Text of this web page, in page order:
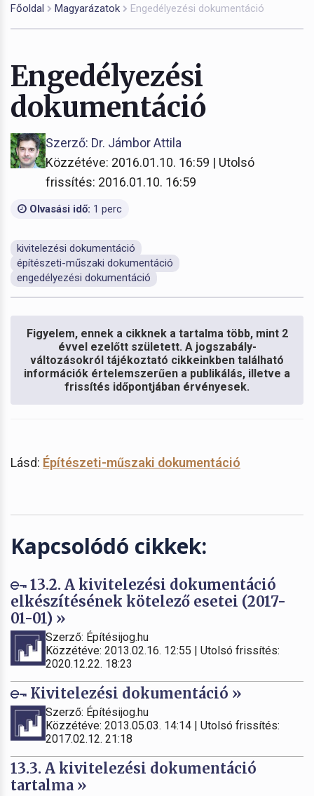
Főoldal Magyarázatok Engedélyezési dokumentáció
Engedélyezési
dokumentáció
Szerző: Dr. Jámbor Attila
Közzétéve: 2016.01.10. 16:59 | Utolsó
frissítés: 2016.01.10. 16:59
Olvasási idő: 1 perc
kivitelezési dokumentáció
építészeti-műszaki dokumentáció
engedélyezési dokumentáció
Figyelem, ennek a cikknek a tartalma több, mint 2
évvel ezelőtt született. A jogszabály-
változásokról tájékoztató cikkeinkben található
információk értelemszerűen a publikálás, illetve a
frissítés időpontjában érvényesek.
Lásd: Építészeti-műszaki dokumentáció
Kapcsolódó cikkek:
13.2. A kivitelezési dokumentáció
elkészítésének kötelező esetei (2017-
01-01) »
Szerző: Építésijog.hu
Közzétéve: 2013.02.16. 12:55 | Utolsó frissítés:
2020.12.22. 18:23
Kivitelezési dokumentáció »
Szerző: Építésijog.hu
Közzétéve: 2013.05.03. 14:14 | Utolsó frissítés:
2017.02.12. 21:18
13.3. A kivitelezési dokumentáció
tartalma »